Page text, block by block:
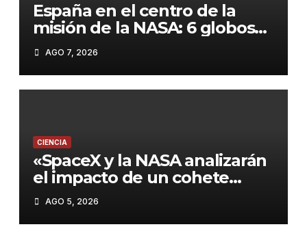
España en el centro de la
misión de la NASA: 6 globos
científicos y un avión para
estudiar el eclipse del 12 de
agosto
AGO 7, 2026
CIENCIA
«SpaceX y la NASA analizarán
el impacto de un cohete
contra la Luna este
miércoles»
AGO 5, 2026